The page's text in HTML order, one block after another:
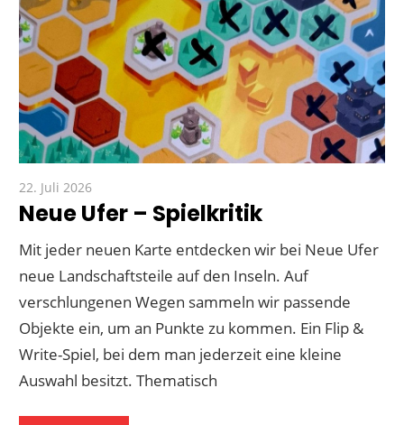
22. Juli 2026
Neue Ufer – Spielkritik
Mit jeder neuen Karte entdecken wir bei Neue Ufer
neue Landschaftsteile auf den Inseln. Auf
verschlungenen Wegen sammeln wir passende
Objekte ein, um an Punkte zu kommen. Ein Flip &
Write-Spiel, bei dem man jederzeit eine kleine
Auswahl besitzt. Thematisch